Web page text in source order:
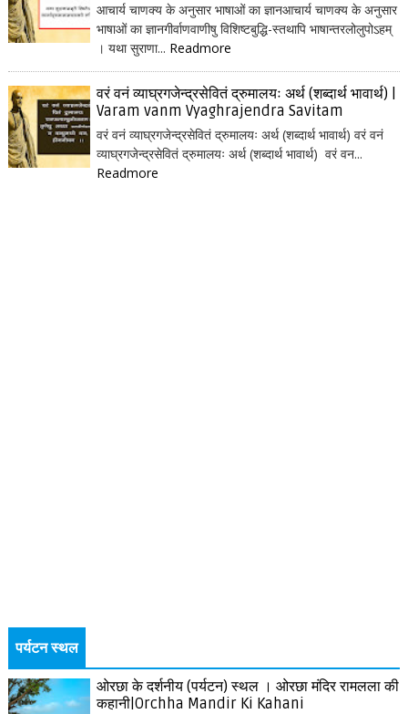
आचार्य चाणक्य के अनुसार भाषाओं का ज्ञानआचार्य चाणक्य के अनुसार
भाषाओं का ज्ञानगीर्वाणवाणीषु विशिष्टबुद्धि-स्तथापि भाषान्तरलोलुपोऽहम्
। यथा सुराणा... Readmore
वरं वनं व्याघ्रगजेन्द्रसेवितं द्रुमालयः अर्थ (शब्दार्थ भावार्थ) |
Varam vanm Vyaghrajendra Savitam
वरं वनं व्याघ्रगजेन्द्रसेवितं द्रुमालयः अर्थ (शब्दार्थ भावार्थ) वरं वनं
व्याघ्रगजेन्द्रसेवितं द्रुमालयः अर्थ (शब्दार्थ भावार्थ) वरं वन...
Readmore
पर्यटन स्थल
ओरछा के दर्शनीय (पर्यटन) स्थल । ओरछा मंदिर रामलला की
कहानी|Orchha Mandir Ki Kahani